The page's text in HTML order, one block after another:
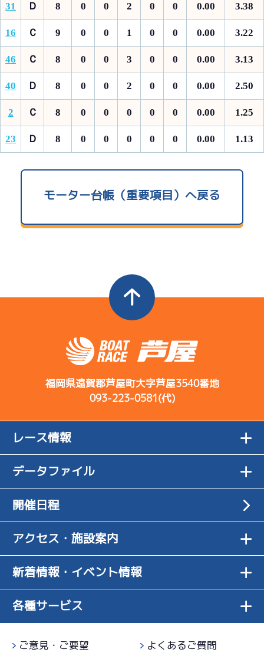
31 Ｄ 8 0 0 2 0 0 0.00 3.38
16 Ｃ 9 0 0 1 0 0 0.00 3.22
46 Ｃ 8 0 0 3 0 0 0.00 3.13
40 Ｄ 8 0 0 2 0 0 0.00 2.50
2 Ｃ 8 0 0 0 0 0 0.00 1.25
23 Ｄ 8 0 0 0 0 0 0.00 1.13
モーター台帳（重要項目）へ戻る
福岡県遠賀郡芦屋町大字芦屋3540番地
093-223-0581(代)
レース情報
データファイル
開催日程
アクセス・施設案内
新着情報・イベント情報
各種サービス
ご意見・ご要望 よくあるご質問